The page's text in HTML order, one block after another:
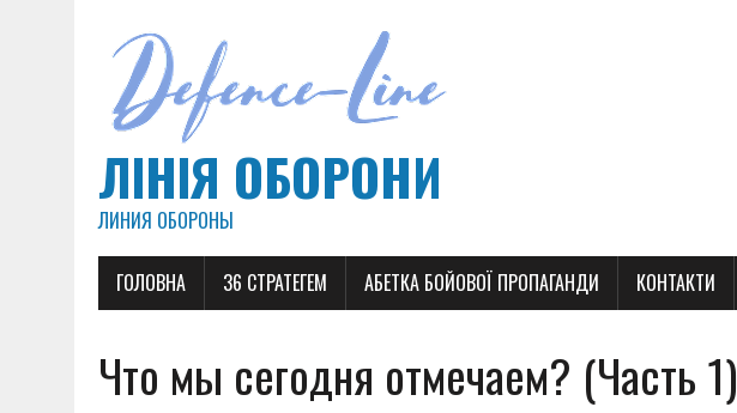
ЛІНІЯ ОБОРОНИ
ЛИНИЯ ОБОРОНЫ
ГОЛОВНА 36 СТРАТЕГЕМ АБЕТКА БОЙОВОЇ ПРОПАГАНДИ КОНТАКТИ
Что мы сегодня отмечаем? (Часть 1)